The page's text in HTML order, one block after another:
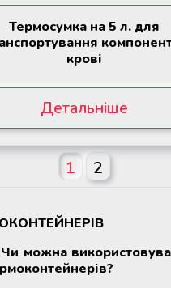
Термосумка на 5 л. для
крові
Детальніше
1 2
можна